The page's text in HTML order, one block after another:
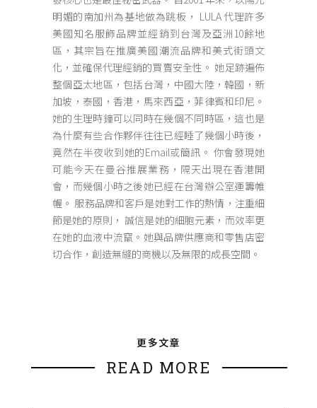
明媚的南加州為基地做為跳板， LULA 代理許多
美國知名服飾品牌並經銷到台灣及亞洲10餘地
區，其宗旨在推廣美國潮流品牌和美式街頭文
化，並確保代理經銷的買賣安全性。 她足跡遍佈
整個亞太地區，包括台灣，中國大陸，韓國，新
加坡，泰國，香港，馬來西亞，菲律賓和印尼。
她的生理時鐘可以同時在幾個不同時區，這也是
為什麼有些合作夥伴往往已經睡了幾個小時後，
竟然在半夜收到她的Email或簡訊。 你會發現她
可能今天在曼谷推展業務，隔天出現在香港開
會，而幾個小時之後她已經在台灣辦公室運籌帷
幄。 服務品牌和客戶是她對工作的熱情，注重細
節是她的原則， 誠信是她的細胞元素，而效率更
在她的血液中流竄。她與品牌供應商和零售店密
切合作，創造無縫的商機以及無限的成長空間。
更多文章
READ MORE